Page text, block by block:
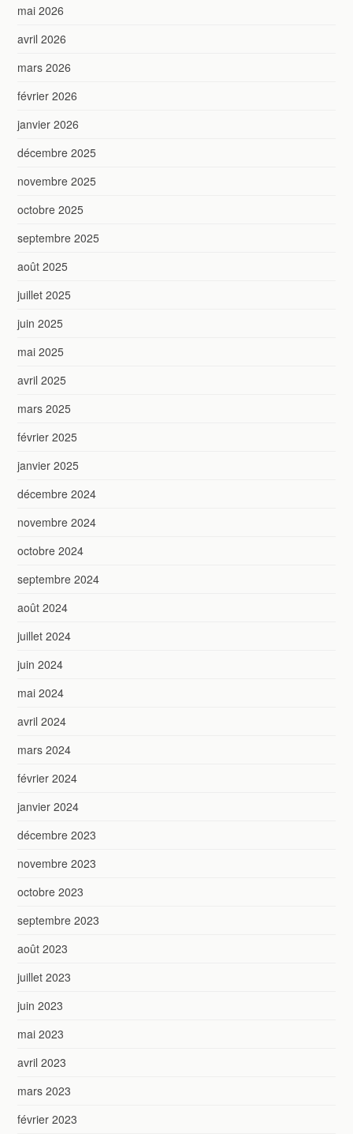
mai 2026
avril 2026
mars 2026
février 2026
janvier 2026
décembre 2025
novembre 2025
octobre 2025
septembre 2025
août 2025
juillet 2025
juin 2025
mai 2025
avril 2025
mars 2025
février 2025
janvier 2025
décembre 2024
novembre 2024
octobre 2024
septembre 2024
août 2024
juillet 2024
juin 2024
mai 2024
avril 2024
mars 2024
février 2024
janvier 2024
décembre 2023
novembre 2023
octobre 2023
septembre 2023
août 2023
juillet 2023
juin 2023
mai 2023
avril 2023
mars 2023
février 2023